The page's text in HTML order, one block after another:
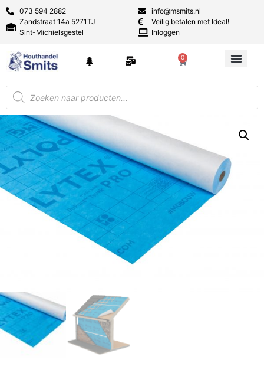
073 594 2882
Zandstraat 14a 5271TJ
Sint-Michielsgestel
info@msmits.nl
Veilig betalen met Ideal!
Inloggen
0